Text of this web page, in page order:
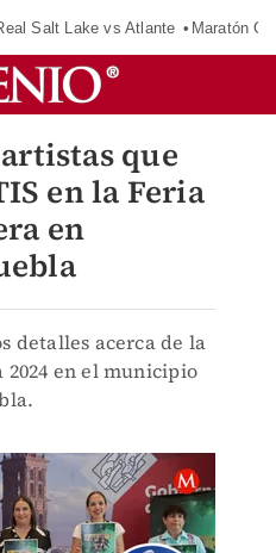
Salt Lake vs Atlante Maratón
que
en la Feria
en
detalles acerca de la
en el municipio